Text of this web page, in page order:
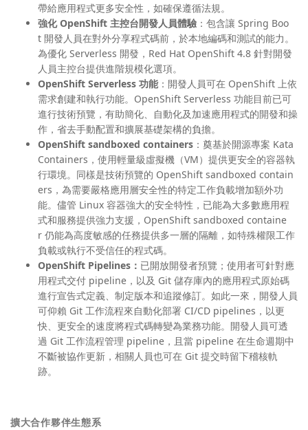
帶給應用程式更多安全性，如確保遵循法規。
強化 OpenShift 主控台開發人員體驗 ：包含讓 Spring Boo
t 開發人員在對外分享程式碼前，於本地編碼和測試的能力。
為優化 Serverless 開發，Red Hat OpenShift 4.8 針對開發
人員主控台提供進階規模化選項。
OpenShift Serverless 功能：開發人員可在 OpenShift 上依
需求創建和執行功能。OpenShift Serverless 功能目前已可
進行技術預覽，有助簡化、自動化及加速應用程式的開發和操
作，省去手動配置和擴展基礎架構的負擔。
OpenShift sandboxed containers ：奠基於開源專案 Kata
Containers，使用輕量級虛擬機（VM）提供更安全的容器執
行環境。同樣是技術預覽的 OpenShift sandboxed contain
ers，為需要嚴格應用層安全性的特定工作負載增加額外功
能。儘管 Linux 容器強大的安全特性，已能為大多數應用程
式和服務提供強力支援，OpenShift sandboxed containe
r 仍能為高度敏感的任務提供多一層的隔離，如特殊權限工作
負載或執行不受信任的程式碼。
OpenShift Pipelines： 已開放開發者預覽；使用者可針對應
用程式交付 pipeline，以及 Git 儲存庫內的應用程式原始碼
進行宣告式定義、制定版本和追蹤修訂。如此一來，開發人員
可仰賴 Git 工作流程來自動化部署 CI/CD pipelines，以更
快、更安全的速度將程式碼轉變為業務功能。開發人員可透
過 Git 工作流程管理 pipeline，且當 pipeline 在生命週期中
不斷被協作更新，相關人員也可在 Git 提交時留下稽核軌
跡。
擴大合作夥伴生態系